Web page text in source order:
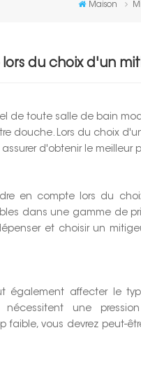
Maison
du choix d'un
de toute salle de bain
douche. Lors du choix
d'obtenir le meilleur
en compte lors du
dans une gamme de
et choisir un
également affecter le
une
faible, vous devrez peut-